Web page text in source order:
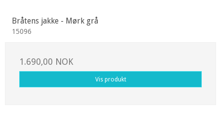
Bråtens jakke - Mørk grå
15096
1.690,00 NOK
Vis produkt